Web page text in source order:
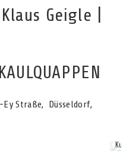
Geigle |
Ey Straße, Düsseldorf,